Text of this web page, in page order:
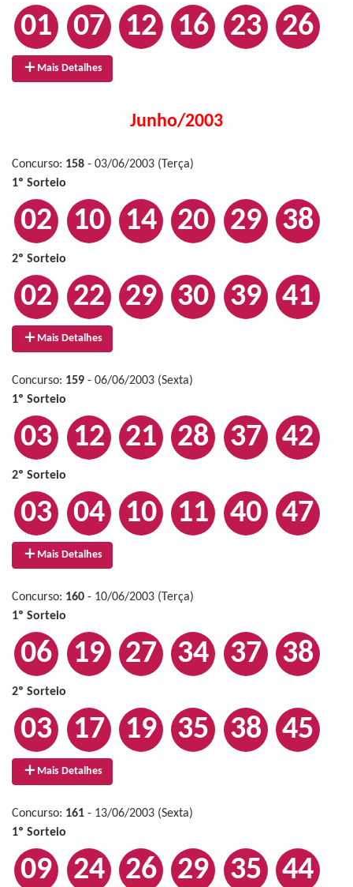
01 07 12 16 23 26
Mais Detalhes
Junho/2003
Concurso: 158 - 03/06/2003 (Terça)
1º Sorteio
02 10 14 20 29 38
2º Sorteio
02 22 29 30 39 41
Mais Detalhes
Concurso: 159 - 06/06/2003 (Sexta)
1º Sorteio
03 12 21 28 37 42
2º Sorteio
03 04 10 11 40 47
Mais Detalhes
Concurso: 160 - 10/06/2003 (Terça)
1º Sorteio
06 19 27 34 37 38
2º Sorteio
03 17 19 35 38 45
Mais Detalhes
Concurso: 161 - 13/06/2003 (Sexta)
1º Sorteio
09 24 26 29 35 44